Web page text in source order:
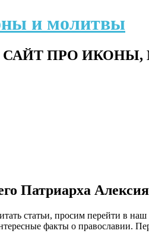
и молитвы
ПРО ИКОНЫ,
Патриарха
статьи, просим перейти в
факты о православии.